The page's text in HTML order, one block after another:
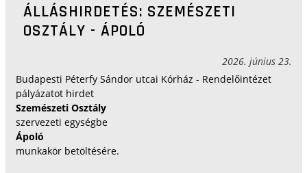
ÁLLÁSHIRDETÉS: SZEMÉSZETI
OSZTÁLY - ÁPOLÓ
2026. június 23.
Budapesti Péterfy Sándor utcai Kórház - Rendelőintézet
pályázatot hirdet
Szemészeti Osztály
szervezeti egységbe
Ápoló
munkakör betöltésére.